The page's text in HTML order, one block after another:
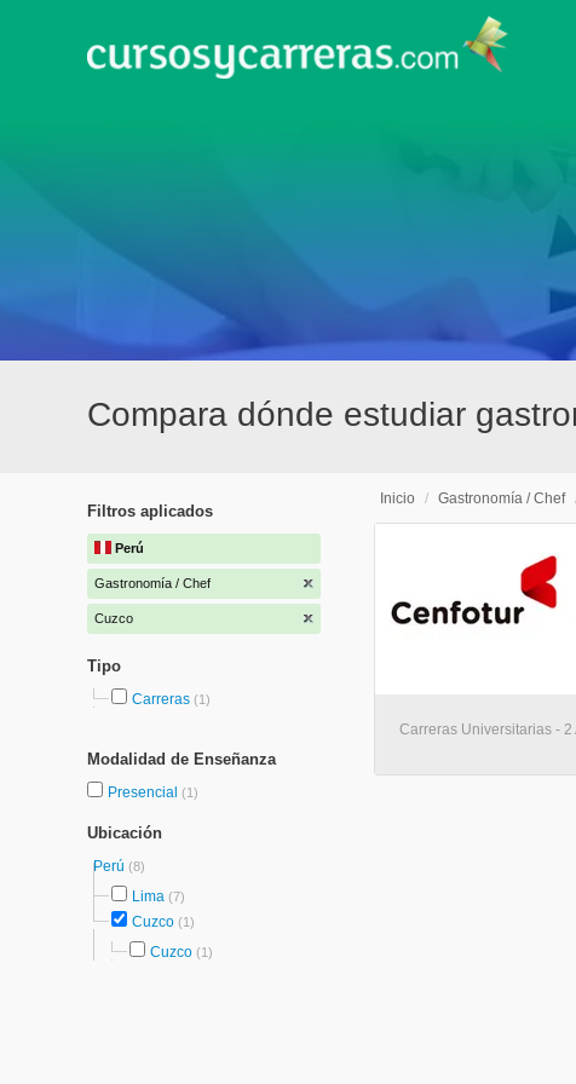
Compara dónde estudiar
Filtros aplicados
Perú
Gastronomía / Chef
Cuzco
Tipo
Carreras (1)
Modalidad de Enseñanza
Presencial (1)
Ubicación
Perú (8)
Lima (7)
Cuzco (1)
Cuzco (1)
Inicio / Gastronomía / Chef
Carreras Universitarias - 2